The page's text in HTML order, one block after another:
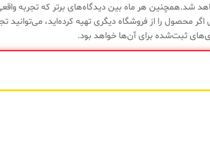
شد.همچنین هر ماه بین دیدگاه‌های برتر که تجربه
محصول را از فروشگاه دیگری تهیه کرده‌اید، می‌توانید
ثبت‌شده برای آن‌ها خواهد بود.